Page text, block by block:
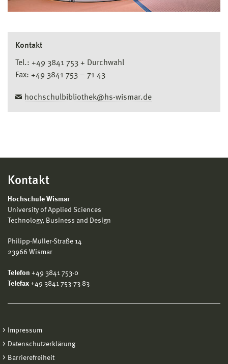
Kontakt
Tel.: +49 3841 753 + Durchwahl
Fax: +49 3841 753 – 71 43
hochschulbibliothek@hs-wismar.de
Kontakt
Hochschule Wismar
University of Applied Sciences
Technology, Business and Design
Philipp-Müller-Straße 14
23966 Wismar
Telefon +49 3841 753-0
Telefax +49 3841 753-73 83
Impressum
Datenschutzerklärung
Barrierefreiheit